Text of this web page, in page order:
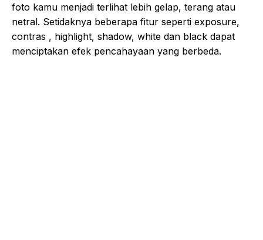
foto kamu menjadi terlihat lebih gelap, terang atau
netral. Setidaknya beberapa fitur seperti exposure,
contras , highlight, shadow, white dan black dapat
menciptakan efek pencahayaan yang berbeda.